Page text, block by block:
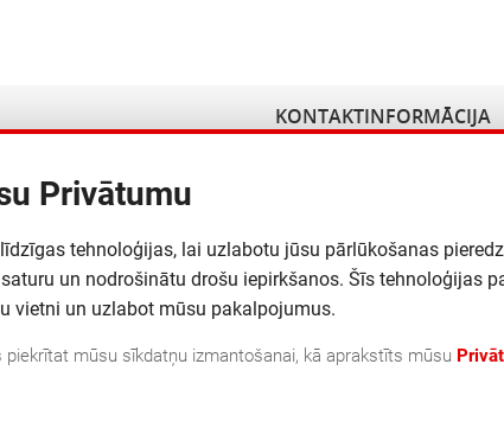
iela 60, Rīga, LV-1073
KONTAKTINFORMĀCIJA
Privātumu
tehnoloģijas, lai uzlabotu jūsu pārlūkošanas
un nodrošinātu drošu iepirkšanos. Šīs tehnoloģijas
vietni un uzlabot mūsu pakalpojumus.
mūsu sīkdatņu izmantošanai, kā aprakstīts mūsu